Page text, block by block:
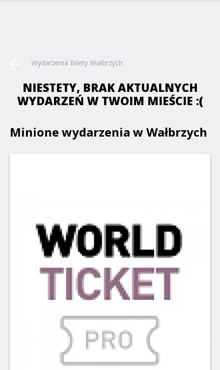
Wydarzenia Bilety Wałbrzych
NIESTETY, BRAK AKTUALNYCH
WYDARZEŃ W TWOIM MIEŚCIE :(
Minione wydarzenia w Wałbrzych